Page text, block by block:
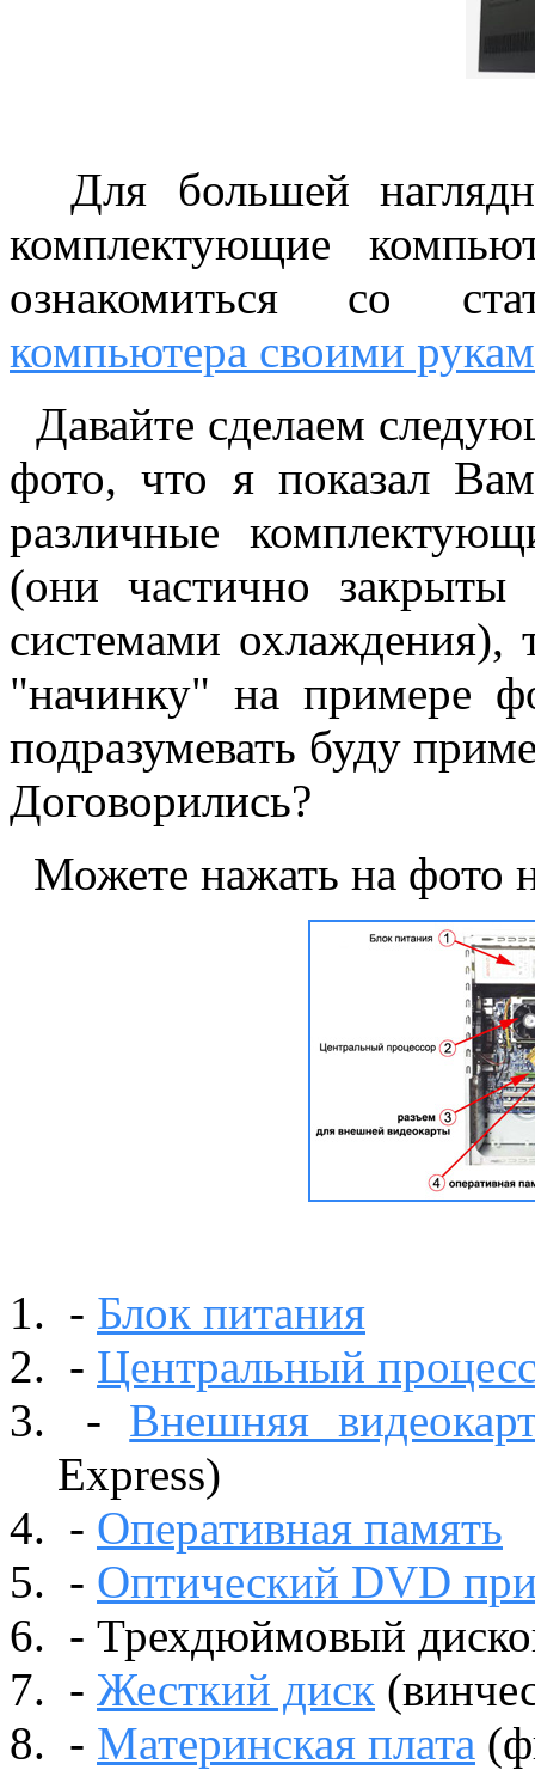
Для большей
комплектующие
ознакомиться со
компьютера своими
Давайте сделаем
фото, что я показал
различные
(они частично закрыты
системами
"начинку" на примере
подразумевать буду
Договорились?
Можете нажать на фото
- Блок питания
- Центральный
- Внешняя
Express)
- Оперативная память
- Оптический DVD
- Трехдюймовый
- Жесткий диск
- Материнская плата